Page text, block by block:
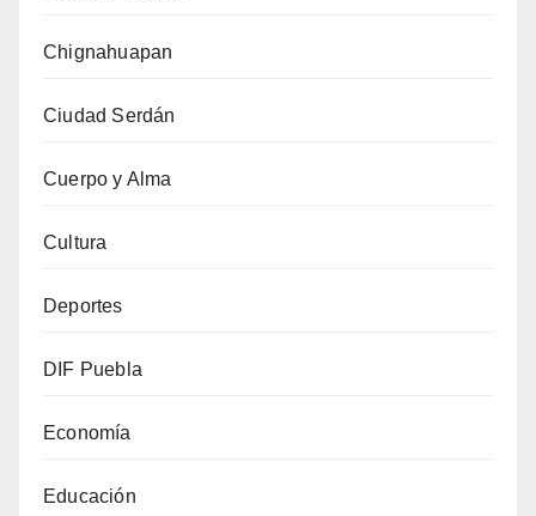
Chignahuapan
Ciudad Serdán
Cuerpo y Alma
Cultura
Deportes
DIF Puebla
Economía
Educación